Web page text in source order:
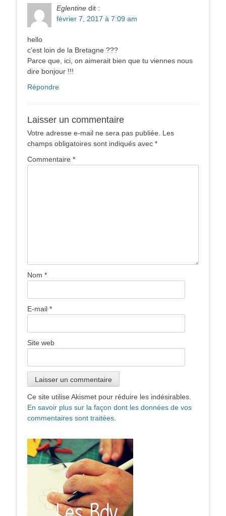
Eglentine dit :
février 7, 2017 à 7:09 am
hello
c’est loin de la Bretagne ???
Parce que, ici, on aimerait bien que tu viennes nous
dire bonjour !!!
Répondre
Laisser un commentaire
Votre adresse e-mail ne sera pas publiée.
Les
champs obligatoires sont indiqués avec *
Commentaire *
Nom *
E-mail *
Site web
Ce site utilise Akismet pour réduire les indésirables.
En savoir plus sur la façon dont les données de vos
commentaires sont traitées